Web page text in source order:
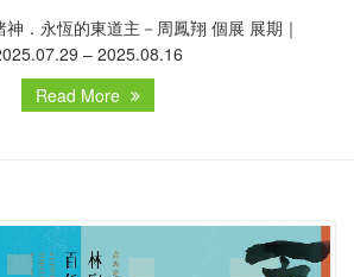
．永恆的東道主－周鳳翔 個展 展期｜
– 2025.08.16
Read More